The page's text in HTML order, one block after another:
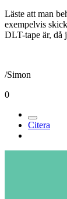
Läste att man
exempelvis
DLT-tape är, då
/Simon
0
Citera